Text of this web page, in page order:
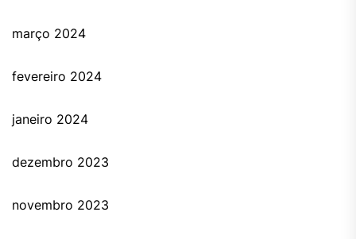
março 2024
fevereiro 2024
janeiro 2024
dezembro 2023
novembro 2023